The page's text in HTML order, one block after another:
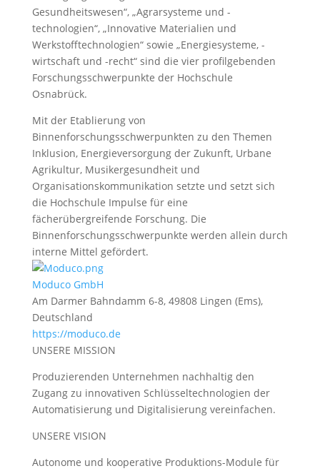
Gesundheitswesen“, „Agrarsysteme und -
technologien“, „Innovative Materialien und
Werkstofftechnologien“ sowie „Energiesysteme, -
wirtschaft und -recht“ sind die vier profilgebenden
Forschungsschwerpunkte der Hochschule
Osnabrück.
Mit der Etablierung von
Binnenforschungsschwerpunkten zu den Themen
Inklusion, Energieversorgung der Zukunft, Urbane
Agrikultur, Musikergesundheit und
Organisationskommunikation setzte und setzt sich
die Hochschule Impulse für eine
fächerübergreifende Forschung. Die
Binnenforschungsschwerpunkte werden allein durch
interne Mittel gefördert.
Moduco GmbH
Am Darmer Bahndamm 6-8, 49808 Lingen (Ems),
Deutschland
https://moduco.de
UNSERE MISSION
Produzierenden Unternehmen nachhaltig den
Zugang zu innovativen Schlüsseltechnologien der
Automatisierung und Digitalisierung vereinfachen.
UNSERE VISION
Autonome und kooperative Produktions-Module für